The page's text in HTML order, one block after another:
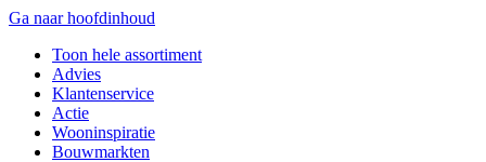
Ga naar hoofdinhoud
Toon hele assortiment
Advies
Klantenservice
Actie
Wooninspiratie
Bouwmarkten